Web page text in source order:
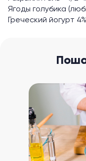
Ягоды голубика
Греческий йогурт